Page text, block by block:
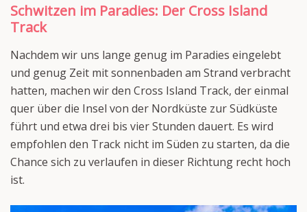
Schwitzen im Paradies: Der Cross Island
Track
Nachdem wir uns lange genug im Paradies eingelebt
und genug Zeit mit sonnenbaden am Strand verbracht
hatten, machen wir den Cross Island Track, der einmal
quer über die Insel von der Nordküste zur Südküste
führt und etwa drei bis vier Stunden dauert. Es wird
empfohlen den Track nicht im Süden zu starten, da die
Chance sich zu verlaufen in dieser Richtung recht hoch
ist.